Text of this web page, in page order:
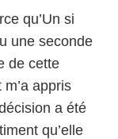
qu’Un si
une seconde
de cette
appris
a été
qu’elle